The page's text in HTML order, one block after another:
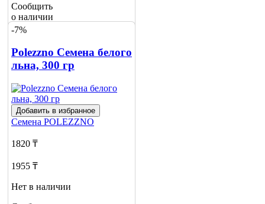
Сообщить
о наличии
-7%
Polezzno Семена белого
льна, 300 гр
Добавить в избранное
Семена POLEZZNO
1820 ₸
1955 ₸
Нет в наличии